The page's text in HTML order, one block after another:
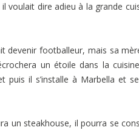
voulait dire adieu à la grande
footballeur, mais sa
un étoile dans la
il s’installe à Marbella et
un steakhouse, il pourra se